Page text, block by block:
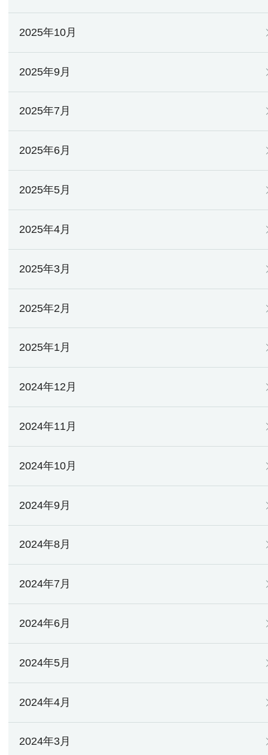
2025年10月
2025年9月
2025年7月
2025年6月
2025年5月
2025年4月
2025年3月
2025年2月
2025年1月
2024年12月
2024年11月
2024年10月
2024年9月
2024年8月
2024年7月
2024年6月
2024年5月
2024年4月
2024年3月